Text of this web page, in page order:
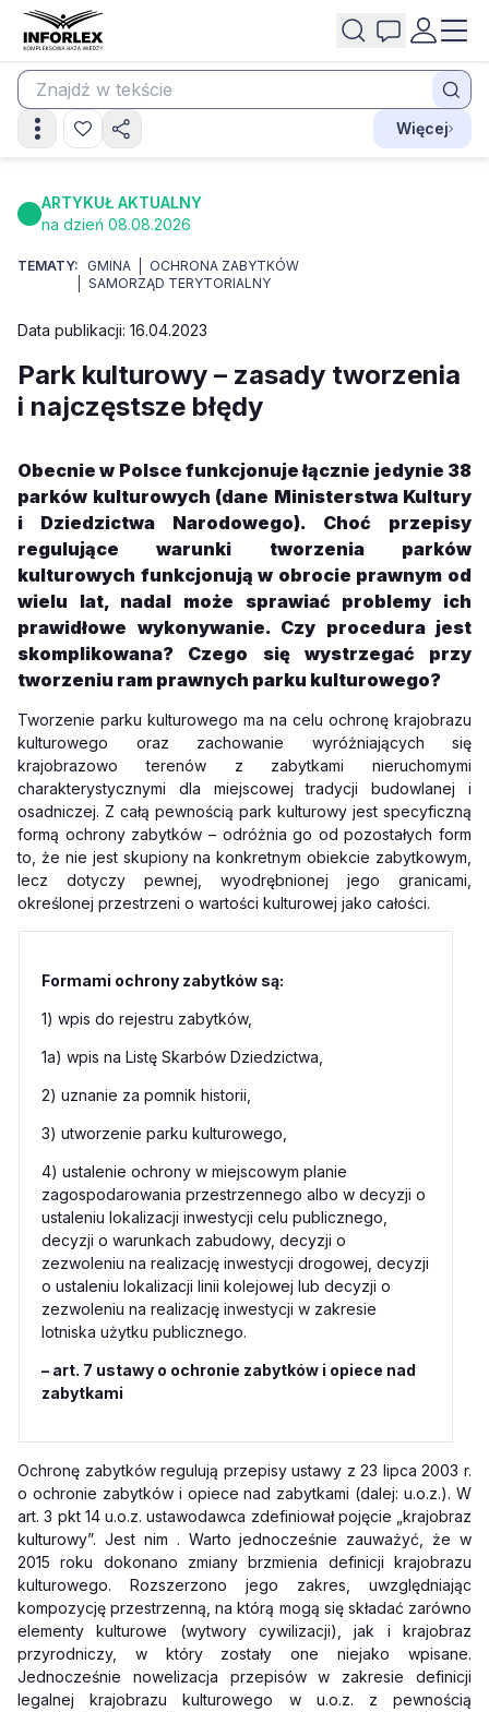
Więcej
ARTYKUŁ AKTUALNY
na dzień 08.08.2026
TEMATY: GMINA
OCHRONA ZABYTKÓW
SAMORZĄD TERYTORIALNY
Data publikacji: 16.04.2023
Park kulturowy – zasady tworzenia
i najczęstsze błędy
Obecnie w Polsce funkcjonuje łącznie jedynie 38
parków kulturowych (dane Ministerstwa Kultury
i Dziedzictwa Narodowego). Choć przepisy
regulujące warunki tworzenia parków
kulturowych funkcjonują w obrocie prawnym od
wielu lat, nadal może sprawiać problemy ich
prawidłowe wykonywanie. Czy procedura jest
skomplikowana? Czego się wystrzegać przy
tworzeniu ram prawnych parku kulturowego?
Tworzenie parku kulturowego ma na celu ochronę krajobrazu
kulturowego oraz zachowanie wyróżniających się
krajobrazowo terenów z zabytkami nieruchomymi
charakterystycznymi dla miejscowej tradycji budowlanej i
osadniczej. Z całą pewnością park kulturowy jest specyficzną
formą ochrony zabytków – odróżnia go od pozostałych form
to, że nie jest skupiony na konkretnym obiekcie zabytkowym,
lecz dotyczy pewnej, wyodrębnionej jego granicami,
określonej przestrzeni o wartości kulturowej jako całości.
Formami ochrony zabytków są:
1) wpis do rejestru zabytków,
1a) wpis na Listę Skarbów Dziedzictwa,
2) uznanie za pomnik historii,
3) utworzenie parku kulturowego,
4) ustalenie ochrony w miejscowym planie
zagospodarowania przestrzennego albo w decyzji o
ustaleniu lokalizacji inwestycji celu publicznego,
decyzji o warunkach zabudowy, decyzji o
zezwoleniu na realizację inwestycji drogowej, decyzji
o ustaleniu lokalizacji linii kolejowej lub decyzji o
zezwoleniu na realizację inwestycji w zakresie
lotniska użytku publicznego.
– art. 7 ustawy o ochronie zabytków i opiece nad
zabytkami
Ochronę zabytków regulują przepisy ustawy z 23 lipca 2003 r.
o ochronie zabytków i opiece nad zabytkami (dalej: u.o.z.). W
art. 3 pkt 14 u.o.z. ustawodawca zdefiniował pojęcie „krajobraz
kulturowy”. Jest nim . Warto jednocześnie zauważyć, że w
2015 roku dokonano zmiany brzmienia definicji krajobrazu
kulturowego. Rozszerzono jego zakres, uwzględniając
kompozycję przestrzenną, na którą mogą się składać zarówno
elementy kulturowe (wytwory cywilizacji), jak i krajobraz
przyrodniczy, w który zostały one niejako wpisane.
Jednocześnie nowelizacja przepisów w zakresie definicji
legalnej krajobrazu kulturowego w u.o.z. z pewnością